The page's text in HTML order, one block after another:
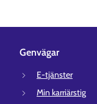
Genvägar
E-tjänster
Min karriärstig